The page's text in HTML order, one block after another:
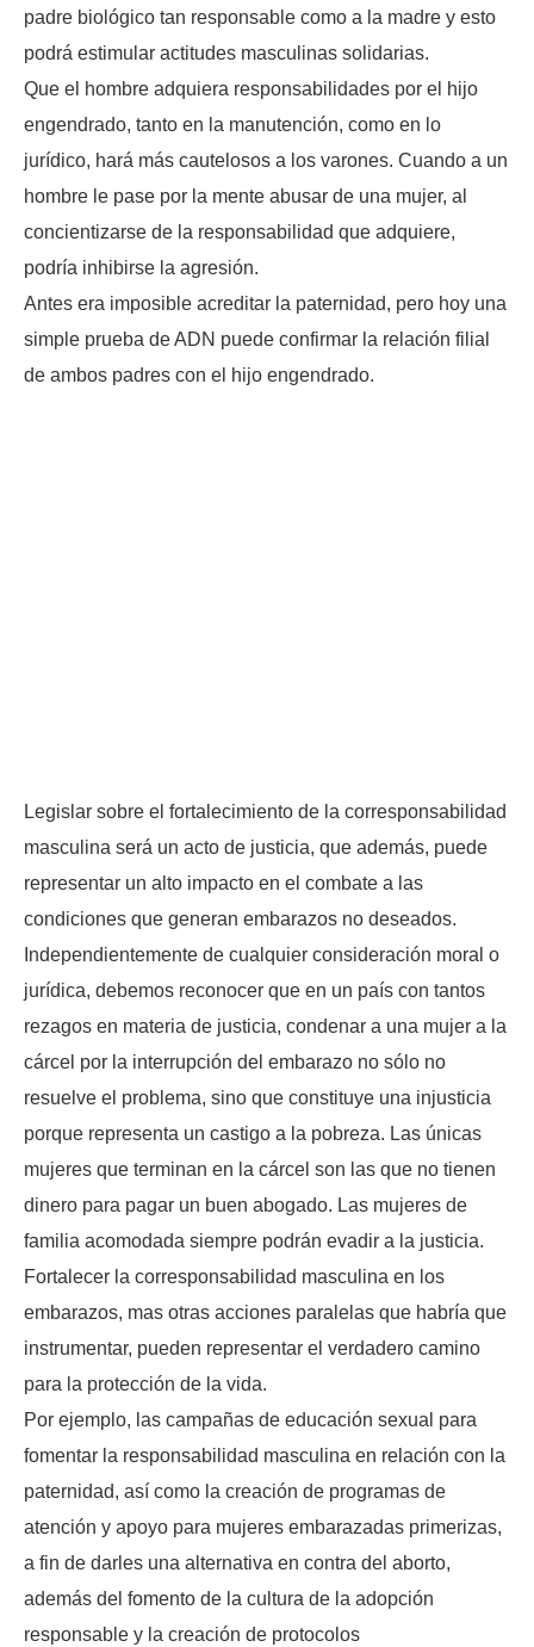
padre biológico tan responsable como a la madre y esto
podrá estimular actitudes masculinas solidarias.
Que el hombre adquiera responsabilidades por el hijo
engendrado, tanto en la manutención, como en lo
jurídico, hará más cautelosos a los varones. Cuando a un
hombre le pase por la mente abusar de una mujer, al
concientizarse de la responsabilidad que adquiere,
podría inhibirse la agresión.
Antes era imposible acreditar la paternidad, pero hoy una
simple prueba de ADN puede confirmar la relación filial
de ambos padres con el hijo engendrado.
Legislar sobre el fortalecimiento de la corresponsabilidad
masculina será un acto de justicia, que además, puede
representar un alto impacto en el combate a las
condiciones que generan embarazos no deseados.
Independientemente de cualquier consideración moral o
jurídica, debemos reconocer que en un país con tantos
rezagos en materia de justicia, condenar a una mujer a la
cárcel por la interrupción del embarazo no sólo no
resuelve el problema, sino que constituye una injusticia
porque representa un castigo a la pobreza. Las únicas
mujeres que terminan en la cárcel son las que no tienen
dinero para pagar un buen abogado. Las mujeres de
familia acomodada siempre podrán evadir a la justicia.
Fortalecer la corresponsabilidad masculina en los
embarazos, mas otras acciones paralelas que habría que
instrumentar, pueden representar el verdadero camino
para la protección de la vida.
Por ejemplo, las campañas de educación sexual para
fomentar la responsabilidad masculina en relación con la
paternidad, así como la creación de programas de
atención y apoyo para mujeres embarazadas primerizas,
a fin de darles una alternativa en contra del aborto,
además del fomento de la cultura de la adopción
responsable y la creación de protocolos